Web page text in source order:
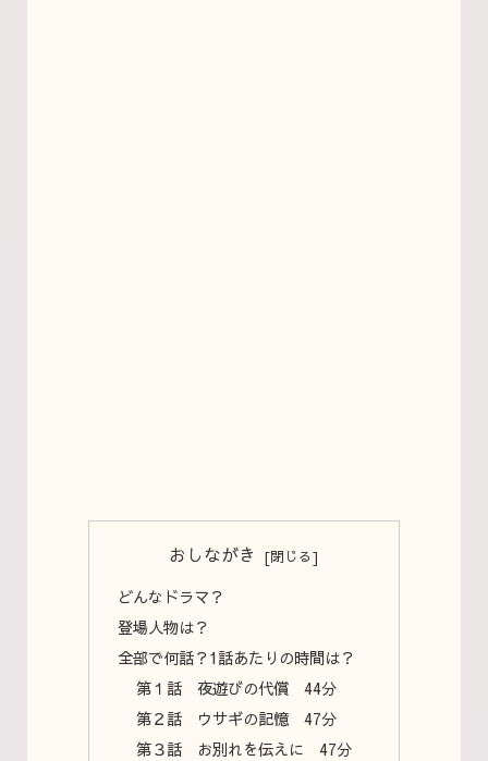
おしながき
どんなドラマ？
登場人物は？
全部で何話？1話あたりの時間は？
第１話 夜遊びの代償 44分
第２話 ウサギの記憶 47分
第３話 お別れを伝えに 47分